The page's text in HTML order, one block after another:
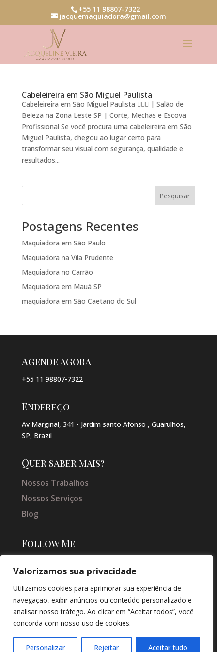
Valorizamos sua privacidade
Utilizamos cookies para aprimorar sua experiência de
navegação, exibir anúncios ou conteúdo personalizado e
analisar nosso tráfego. Ao clicar em “Aceitar todos”, você
concorda com nosso uso de cookies.
Personalizar Rejeitar Aceitar tudo
+55 11 98807-7322
jacquemaquiadora@gmail.com
Cabeleireira em São Miguel Paulista
Cabeleireira em São Miguel Paulista 💇‍♀️✨ | Salão de
Beleza na Zona Leste SP | Corte, Mechas e Escova
Profissional Se você procura uma cabeleireira em São
Miguel Paulista, chegou ao lugar certo para
transformar seu visual com segurança, qualidade e
resultados...
Pesquisar
Postagens Recentes
Maquiadora em São Paulo
Maquiadora na Vila Prudente
Maquiadora no Carrão
Maquiadora em Mauá SP
maquiadora em São Caetano do Sul
Agende agora
+55 11 98807-7322
Endereço
Av Marginal, 341 - Jardim santo Afonso , Guarulhos,
SP, Brazil
Quer saber mais?
Nossos Trabalhos
Nossos Serviços
Blog
Follow Me
SOLUÇÕES DIGITAIS |
CRIAÇÃO DE SITES